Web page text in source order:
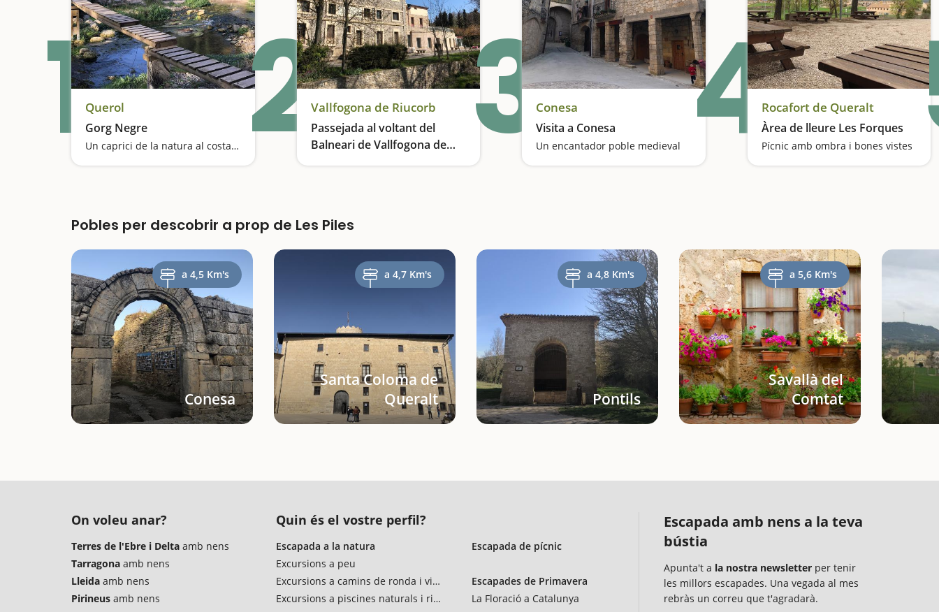
1Querol
Gorg Negre
Un caprici de la natura al costat del Gaià 2Vallfogona de Riucorb
Passejada al voltant del
Balneari de Vallfogona de
Relax i pau al costat d'aigües termals 3Conesa
Visita a Conesa
Un encantador poble medieval 4Rocafort de Queralt
Àrea de lleure Les Forques
Pícnic amb ombra i bones vistes
Pobles per descobrir a prop de Les Piles
a 4,5 Km's
Conesa
a 4,7 Km's
Santa Coloma de
Queralt
a 4,8 Km's
Pontils
a 5,6 Km's
Savallà del
Comtat
On voleu anar?
Terres de l'Ebre i Delta amb nens
Tarragona amb nens
Lleida amb nens
Pirineus amb nens
Quin és el vostre perfil?
Escapada a la natura
Excursions a peu
Excursions a camins de ronda i vies verdes
Excursions a piscines naturals i rius
Escapada de pícnic
Escapades de Primavera
La Floració a Catalunya
Escapada amb nens a la teva
bústia
Apunta't a la nostra newsletter per tenir
les millors escapades. Una vegada al mes
rebràs un correu que t'agradarà.